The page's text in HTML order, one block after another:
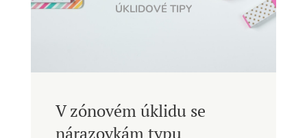
ÚKLIDOVÉ TIPY
V zónovém úklidu se
nárazovkám typu